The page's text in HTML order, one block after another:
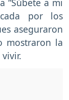
por los
aseguraron
mostraron la